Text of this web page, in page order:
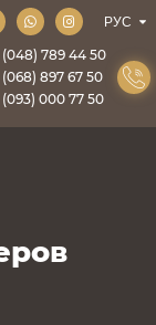
(048) 789 44 50
897 67 50
000 77 50